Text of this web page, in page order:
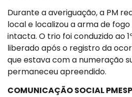
Durante a averiguação, a PM
local e localizou a arma de
intacta. O trio foi conduzido ao
liberado após o registro da
que estava com a numeração
permaneceu apreendido.
COMUNICAÇÃO SOCIAL PMESP